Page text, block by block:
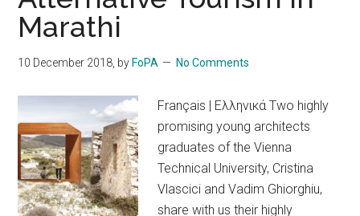
Marathi
10 December 2018, by FoPA No Comments
Français | Ελληνικά Two highly
promising young architects
graduates of the Vienna
Technical University, Cristina
Vlascici and Vadim Ghiorghiu,
share with us their highly